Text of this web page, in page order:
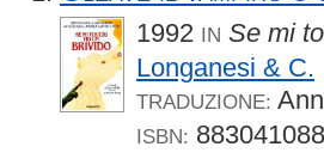
1992 IN Se mi
Longanesi & C.
TRADUZIONE:
ISBN: